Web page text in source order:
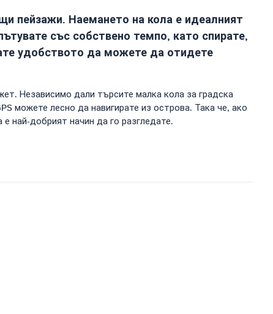
пейзажи. Наемането на кола е идеалният
със собствено темпо, като спирате,
удобството да можете да отидете
Независимо дали търсите малка кола за градска
можете лесно да навигирате из острова. Така че, ако
най-добрият начин да го разгледате.